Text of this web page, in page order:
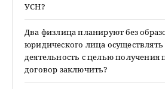
УСН?
Два физлица планируют без
юридического лица
деятельность с целью
договор заключить?